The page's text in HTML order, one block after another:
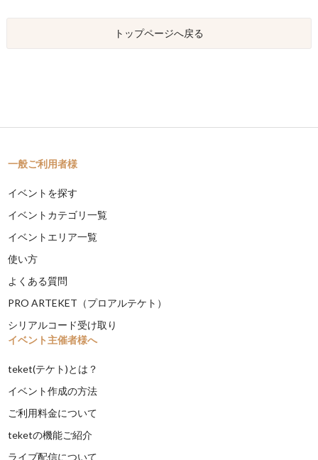
トップページへ戻る
一般ご利用者様
イベントを探す
イベントカテゴリ一覧
イベントエリア一覧
使い方
よくある質問
PRO ARTEKET（プロアルテケト）
シリアルコード受け取り
イベント主催者様へ
teket(テケト)とは？
イベント作成の方法
ご利用料金について
teketの機能ご紹介
ライブ配信について